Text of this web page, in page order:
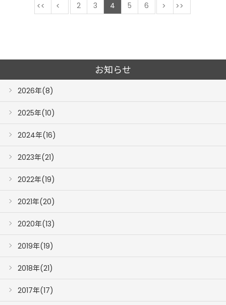
前
2 3 4 5 6 次
お知らせ
2026年(8)
2025年(10)
2024年(16)
2023年(21)
2022年(19)
2021年(20)
2020年(13)
2019年(19)
2018年(21)
2017年(17)